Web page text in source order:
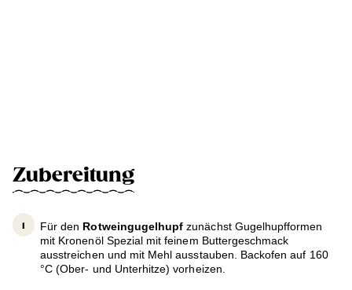
Zubereitung
Für den Rotweingugelhupfzunächst Gugelhupfformen
mit Kronenöl Spezial mit feinem Buttergeschmack
ausstreichen und mit Mehl ausstauben. Backofen auf 160
°C (Ober- und Unterhitze) vorheizen.